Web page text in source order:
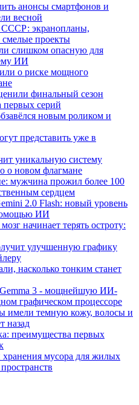
анонсы смартфонов и
весной
экранопланы,
проекты
слишком опасную для
ИИ
о риске мощного
финальный сезон
первых серий
новым роликом и
представить уже в
уникальную систему
о новом флагмане
мужчина прожил более 100
сердцем
2.0 Flash: новый уровень
ИИ
начинает терять остроту:
улучшенную графику
насколько тонким станет
Gemma 3 - мощнейшую ИИ-
графическом процессоре
имели темную кожу, волосы и
назад
преимущества первых
хранения мусора для жилых